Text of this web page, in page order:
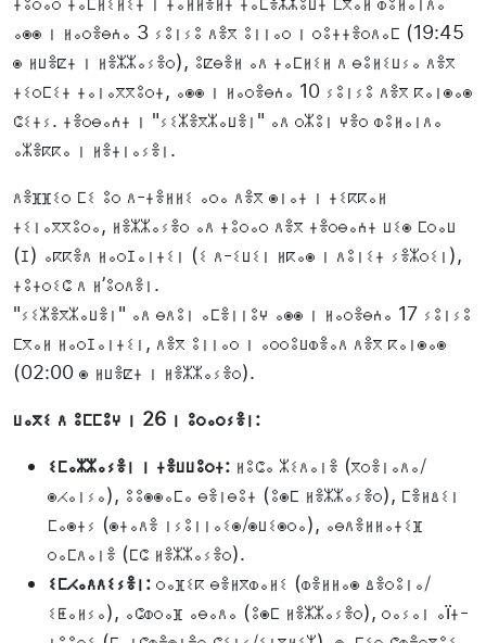
ⴰⵙⵙ ⵏ ⵍⴰⵔⴻⴱⵄⴰ 3 ⵢⵓⵏⵢⵓ ⴷⴻⴳ ⵓⵏⵏⴰⵔ ⵏ ⵔⵓⵜⵜⴻⵔⴷⴰⵎ (19:45
ⵙ ⵍⵡⴻⵇⵜ ⵏ ⵍⴻⵣⵣⴰⵢⴻⵔ), ⵓⵇⴱⴻⵍ ⴰⴷ ⵜⴰⵎⵍⵉⵍ ⴷ ⴱⵓⵍⵉⵡⵢⴰ ⴷⴻⴳ
ⵜⵉⵔⵎⵉⵜ ⵜⴰⵏⴰⴳⴳⵓⵔⵜ, ⴰⵙⵙ ⵏ ⵍⴰⵔⴻⴱⵄⴰ 10 ⵢⵓⵏⵢⵓ ⴷⴻⴳ ⴽⴰⵏⵙⴰⵙ
ⵛⵉⵜⵢ. ⵜⴻⵔⴱⴰⵄⵜ ⵏ "ⵢⵉⵣⴻⴳⵣⴰⵡⴻⵏ" ⴰⴷ ⵔⵣⵓⵏ ⵖⴻⵔ ⵀⵓⵍⴰⵏⴷⴰ
ⴰⵣⴻⴽⴽⴰ ⵏ ⵍⴻⵜⵏⴰⵢⴻⵏ.
ⴷⴻⴼⴼⵉⵔ ⵎⵉ ⵓⵔ ⴷ-ⵜⴻⵍⵍⵉ ⴰⵔⴰ ⴷⴻⴳ ⵙⵏⴰⵜ ⵏ ⵜⵉⴽⴽⴰⵍ
ⵜⵉⵏⴰⴳⴳⵓⵔⴰ, ⵍⴻⵣⵣⴰⵢⴻⵔ ⴰⴷ ⵜⵓⵔⴰⵔ ⴷⴻⴳ ⵜⴻⵔⴱⴰⵄⵜ ⵡⵉⵙ ⵎⵔⴰⵡ
(ⵊ) ⴰⴽⴽⴻⴷ ⵍⴰⵔⵊⴰⵏⵜⵉⵏ (ⵉ ⴷ-ⵉⵡⵉⵏ ⵍⴽⴰⵙ ⵏ ⴷⵓⵏⵉⵜ ⵢⴻⵣⵔⵉⵏ),
ⵜⵓⵜⵔⵉⵛ ⴷ ⵍ’ⵓⵔⴷⴻⵏ.
"ⵢⵉⵣⴻⴳⵣⴰⵡⴻⵏ" ⴰⴷ ⴱⴷⵓⵏ ⴰⵎⴻⵏⵏⵓⵖ ⴰⵙⵙ ⵏ ⵍⴰⵔⴻⴱⵄⴰ 17 ⵢⵓⵏⵢⵓ
ⵎⴳⴰⵍ ⵍⴰⵔⵊⴰⵏⵜⵉⵏ, ⴷⴻⴳ ⵓⵏⵏⴰⵔ ⵏ ⴰⵔⵔⵓⵡⵀⴻⴰⴷ ⴷⴻⴳ ⴽⴰⵏⵙⴰⵙ
(02:00 ⵙ ⵍⵡⴻⵇⵜ ⵏ ⵍⴻⵣⵣⴰⵢⴻⵔ).
ⵡⴰⴳⵉ ⴷ ⵓⵎⵎⵓⵖ ⵏ 26 ⵏ ⵓⵔⴰⵔⵢⴻⵏ:
ⵉⵎⴰⵣⵣⴰⵢⴻⵏ ⵏ ⵜⴻⵡⵡⵓⵔⵜ: ⵍⵓⵛⴰ ⵣⵉⴷⴰⵏⴻ (ⴳⵔⴻⵏⴰⴷⴰ/
ⵙⵃⴰⵏⵢⴰ), ⵓⵓⵙⵙⴰⵎⴰ ⴱⴻⵏⴱⵓⵜ (ⵓⵙⵎ ⵍⴻⵣⵣⴰⵢⴻⵔ), ⵎⴻⵍⵠⵉⵏ
ⵎⴰⵙⵜⵢ (ⵙⵜⴰⴷⴻ ⵏⵢⵓⵏⵏⴰⵉⵙ/ⵙⵡⵉⵙⵔⴰ), ⴰⴱⴷⴻⵍⵍⴰⵜⵉⴼ
ⵔⴰⵎⴷⴰⵏⴻ (ⵎⵛ ⵍⴻⵣⵣⴰⵢⴻⵔ).
ⵉⵎⵃⴰⴷⴷⵉⵢⴻⵏ: ⵔⴰⴼⵉⴽ ⴱⴻⵍⴳⵀⴰⵍⵉ (ⵀⴻⵍⵍⴰⵙ ⵠⴻⵔⵓⵏⴰ/
ⵉⵟⴰⵍⵢⴰ), ⴰⵛⵀⵔⴰⴼ ⴰⴱⴰⴷⴰ (ⵓⵙⵎ ⵍⴻⵣⵣⴰⵢⴻⵔ), ⵔⴰⵢⴰⵏ ⴰïⵜ-